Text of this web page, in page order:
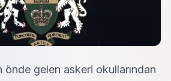
önde gelen askeri okullarından